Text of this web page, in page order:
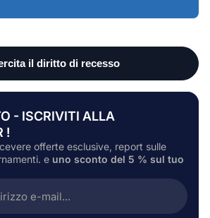
- ISCRIVITI ALLA
!
offerte esclusive, report sulle
e uno sconto del 5 % sul tuo